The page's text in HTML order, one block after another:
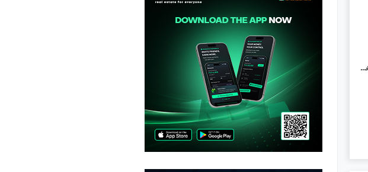
جی ۔ 10 اسلام آباد میں 1 مرلہ Studio دکان 2.0 کروڑ میں برائے فروخت۔